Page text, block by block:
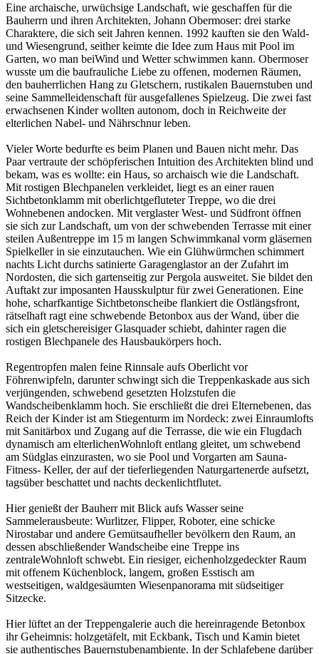
Eine archaische, urwüchsige Landschaft, wie geschaffen für die
Bauherrn und ihren Architekten, Johann Obermoser: drei starke
Charaktere, die sich seit Jahren kennen. 1992 kauften sie den Wald-
und Wiesengrund, seither keimte die Idee zum Haus mit Pool im
Garten, wo man beiWind und Wetter schwimmen kann. Obermoser
wusste um die baufrauliche Liebe zu offenen, modernen Räumen,
den bauherrlichen Hang zu Gletschern, rustikalen Bauernstuben und
seine Sammelleidenschaft für ausgefallenes Spielzeug. Die zwei fast
erwachsenen Kinder wollten autonom, doch in Reichweite der
elterlichen Nabel- und Nährschnur leben.
Vieler Worte bedurfte es beim Planen und Bauen nicht mehr. Das
Paar vertraute der schöpferischen Intuition des Architekten blind und
bekam, was es wollte: ein Haus, so archaisch wie die Landschaft.
Mit rostigen Blechpanelen verkleidet, liegt es an einer rauen
Sichtbetonklamm mit oberlichtgefluteter Treppe, wo die drei
Wohnebenen andocken. Mit verglaster West- und Südfront öffnen
sie sich zur Landschaft, um von der schwebenden Terrasse mit einer
steilen Außentreppe im 15 m langen Schwimmkanal vorm gläsernen
Spielkeller in sie einzutauchen. Wie ein Glühwürmchen schimmert
nachts Licht durchs satinierte Garagenglastor an der Zufahrt im
Nordosten, die sich gartenseitig zur Pergola ausweitet. Sie bildet den
Auftakt zur imposanten Hausskulptur für zwei Generationen. Eine
hohe, scharfkantige Sichtbetonscheibe flankiert die Ostlängsfront,
rätselhaft ragt eine schwebende Betonbox aus der Wand, über die
sich ein gletschereisiger Glasquader schiebt, dahinter ragen die
rostigen Blechpanele des Hausbaukörpers hoch.
Regentropfen malen feine Rinnsale aufs Oberlicht vor
Föhrenwipfeln, darunter schwingt sich die Treppenkaskade aus sich
verjüngenden, schwebend gesetzten Holzstufen die
Wandscheibenklamm hoch. Sie erschließt die drei Elternebenen, das
Reich der Kinder ist am Stiegenturm im Nordeck: zwei Einraumlofts
mit Sanitärbox und Zugang auf die Terrasse, die wie ein Flugdach
dynamisch am elterlichenWohnloft entlang gleitet, um schwebend
am Südglas einzurasten, wo sie Pool und Vorgarten am Sauna-
Fitness- Keller, der auf der tieferliegenden Naturgartenerde aufsetzt,
tagsüber beschattet und nachts deckenlichtflutet.
Hier genießt der Bauherr mit Blick aufs Wasser seine
Sammelerausbeute: Wurlitzer, Flipper, Roboter, eine schicke
Nirostabar und andere Gemütsaufheller bevölkern den Raum, an
dessen abschließender Wandscheibe eine Treppe ins
zentraleWohnloft schwebt. Ein riesiger, eichenholzgedeckter Raum
mit offenem Küchenblock, langem, großen Esstisch am
westseitigen, waldgesäumten Wiesenpanorama mit südseitiger
Sitzecke.
Hier lüftet an der Treppengalerie auch die hereinragende Betonbox
ihr Geheimnis: holzgetäfelt, mit Eckbank, Tisch und Kamin bietet
sie authentisches Bauernstubenambiente. In der Schlafebene darüber